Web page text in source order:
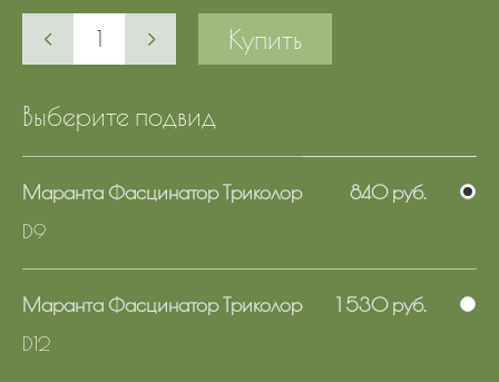
Купить
Выберите подвид
Маранта Фасцинатор Триколор
D9
840 руб.
Маранта Фасцинатор Триколор
D12
1 530 руб.